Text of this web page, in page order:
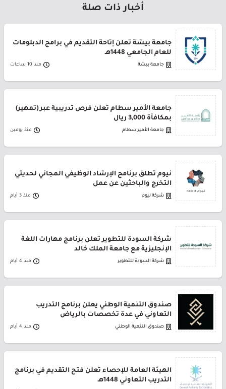
أخبار ذات صلة
جامعة بيشة تعلن إتاحة التقديم في برامج الدبلومات
للعام الجامعي 1448هـ
جامعة بيشة منذ 10 ساعات
جامعة الأمير سطام تعلن فرص تدريبية عبر (تمهير)
بمكافأة 3,000 ريال
جامعة الأمير سطام منذ يومين
نيوم تطلق برنامج الإرشاد الوظيفي المجاني لحديثي
التخرج والباحثين عن عمل
شركة نيوم منذ 3 أيام
شركة السودة للتطوير تعلن برنامج مهارات اللغة
الإنجليزية مع جامعة الملك خالد
شركة السودة للتطوير منذ 4 أيام
صندوق التنمية الوطني يعلن برنامج التدريب
التعاوني في عدة تخصصات بالرياض
صندوق التنمية الوطني منذ 4 أيام
الهيئة العامة للإحصاء تعلن فتح التقديم في برنامج
التدريب التعاوني 1448هـ